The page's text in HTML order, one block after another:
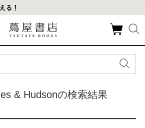
& Hudsonの検索結果